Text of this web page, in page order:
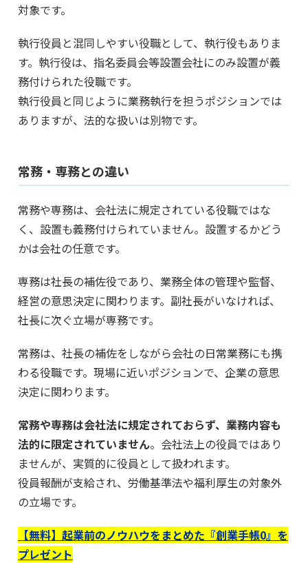
対象です。
執行役員と混同しやすい役職として、執行役もありま
す。執行役は、指名委員会等設置会社にのみ設置が義
務付けられた役職です。
執行役員と同じように業務執行を担うポジションでは
ありますが、法的な扱いは別物です。
常務・専務との違い
常務や専務は、会社法に規定されている役職ではな
く、設置も義務付けられていません。設置するかどう
かは会社の任意です。
専務は社長の補佐役であり、業務全体の管理や監督、
経営の意思決定に関わります。副社長がいなければ、
社長に次ぐ立場が専務です。
常務は、社長の補佐をしながら会社の日常業務にも携
わる役職です。現場に近いポジションで、企業の意思
決定に関わります。
常務や専務は会社法に規定されておらず、業務内容も
法的に限定されていません。会社法上の役員ではあり
ませんが、実質的に役員として扱われます。
役員報酬が支給され、労働基準法や福利厚生の対象外
の立場です。
【無料】起業前のノウハウをまとめた『創業手帳0』を
プレゼント